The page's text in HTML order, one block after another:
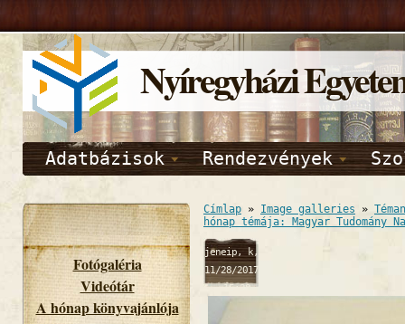
Nyíregyházi
Adatbázisok Rendezvények
Fotógaléria
Videótár
A hónap könyvajánlója
Címlap » Image galleries »
hónap témája: Magyar Tudomány
jeneip, k,
11/28/2017
- 15:38